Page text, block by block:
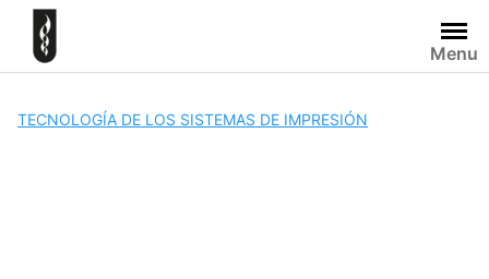
Skip
content
Menu
TECNOLOGÍA DE LOS SISTEMAS DE IMPRESIÓN